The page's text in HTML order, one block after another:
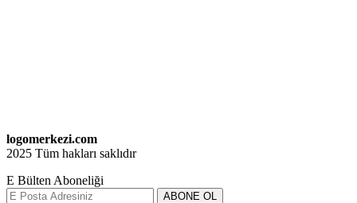
logomerkezi.com
2025 Tüm hakları saklıdır
E Bülten Aboneliği
ABONE OL